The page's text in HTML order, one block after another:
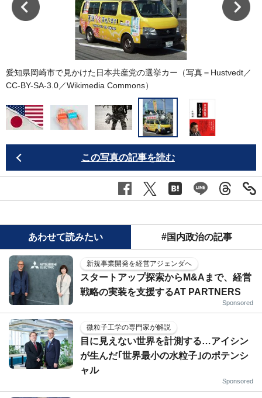
愛知県岡崎市で見かけた日本共産党の選挙カー（写真＝Hustvedt／
CC-BY-SA-3.0／Wikimedia Commons）
この写真の記事を読む
あわせて読みたい #国内政治の記事
新規事業開発を経営アジェンダへ
スタートアップ探索からM&Aまで、経営
戦略の実装を支援するAT PARTNERS
Sponsored
微粒子工学の専門家が解説
目に見えない世界を計測する…アイシン
が生んだ｢世界最小の水粒子｣のポテンシ
ャル
Sponsored